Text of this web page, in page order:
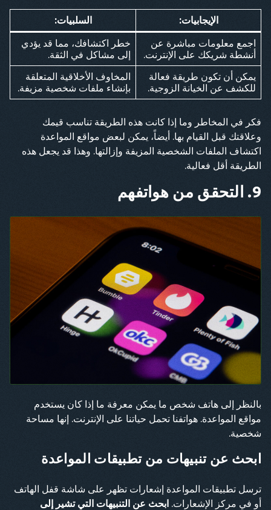
الإيجابيات: السلبيات:
اجمع معلومات مباشرة عن
أنشطة شريكك على الإنترنت.
خطر اكتشافك، مما قد يؤدي
إلى مشاكل في الثقة.
يمكن أن تكون طريقة فعالة
للكشف عن الخيانة الزوجية.
المخاوف الأخلاقية المتعلقة
بإنشاء ملفات شخصية مزيفة.
فكر في المخاطر وما إذا كانت هذه الطريقة تناسب قيمك
وعلاقتك قبل القيام بها. أيضاً، يمكن لبعض مواقع المواعدة
اكتشاف الملفات الشخصية المزيفة وإزالتها. وهذا قد يجعل هذه
الطريقة أقل فعالية.
9. التحقق من هواتفهم
بالنظر إلى هاتف شخص ما يمكن معرفة ما إذا كان يستخدم
مواقع المواعدة. هواتفنا تحمل حياتنا على الإنترنت. إنها مساحة
شخصية.
ابحث عن تنبيهات من تطبيقات المواعدة
ترسل تطبيقات المواعدة إشعارات تظهر على شاشة قفل الهاتف
أو في مركز الإشعارات. ابحث عن التنبيهات التي تشير إلى